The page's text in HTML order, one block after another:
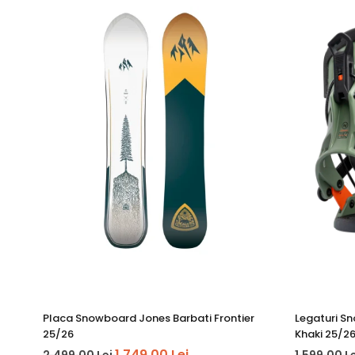
Wrap Ankle Strap:
Curea ergonomică ușoară, cu
Transfer Toestrap: Realizat cu tehnologia Auxetic
Footpad Ajustabil:
Poziții multiple pentru o potrivire
Utilizare și Ajustare
Ajustare rapidă:Reglaj fără unelte cu levier pe
Rotirea Highback-ului:
Permite alinierea paralelă
ToadGrip Heelpad:
Placă de cauciuc aderentă pentru
Dimensiune ajustabilă:Heelcup reglabil pentru
Bulletproof Buckles:Catarame din aluminiu turnat,
Never Miss a Day Kit:Include piese de rezervă
Discuri 4x4 și Channel Disk
Placa Snowboard Jones Barbati Frontier
25/26
Legaturi
Khaki 25/26